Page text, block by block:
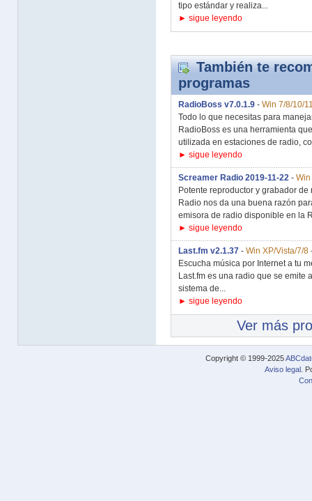
tipo estándar y realiza...
► sigue leyendo
También te
programas
RadioBoss v7.0.1.9 - Win 7/8/10/
Todo lo que necesitas para
RadioBoss es una herramienta
utilizada en estaciones de radio,
► sigue leyendo
Screamer Radio 2019-11-22 -
Potente reproductor y grabador
Radio nos da una buena razón
emisora de radio disponible en la
► sigue leyendo
Last.fm v2.1.37 - Win XP/Vista/7/8
Escucha música por Internet a tu
Last.fm es una radio que se emite
sistema de...
► sigue leyendo
Ver más
Copyright © 1999-2025
Aviso legal .